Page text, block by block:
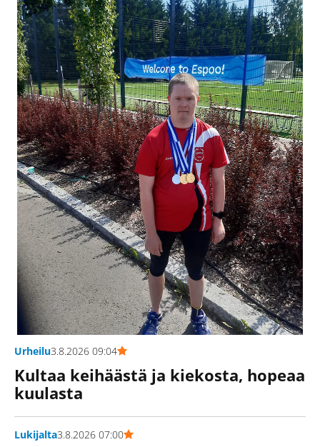
Urheilu3.8.2026 09:04
Kultaa keihäästä ja kiekosta, hopeaa
kuulasta
Lukijalta3.8.2026 07:00